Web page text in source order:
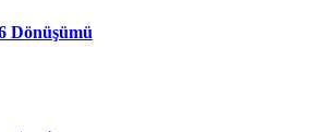
Dönüşümü